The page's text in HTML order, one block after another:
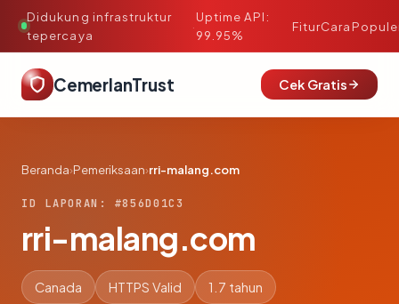
Didukung infrastruktur
tepercaya
·
Uptime API:
99.95%
FiturCara
CemerlanTrust Cek Gratis
Beranda›Pemeriksaan›rri-malang.com
ID LAPORAN: #856D01C3
rri-malang.com
Canada HTTPS Valid 1.7 tahun